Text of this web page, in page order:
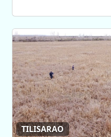
TILISARAO